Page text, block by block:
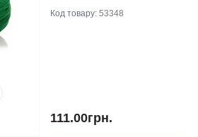
Код товару: 53348
111.00грн.